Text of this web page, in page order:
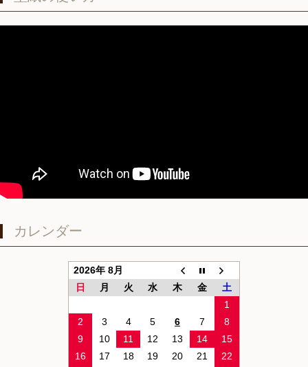
カレンダー
2026年 8月
日
月 火 水 木 金
土
1
2
3 4 5 6 7
8
9
10 11 12 13 14
15
16
17 18 19 20 21
22